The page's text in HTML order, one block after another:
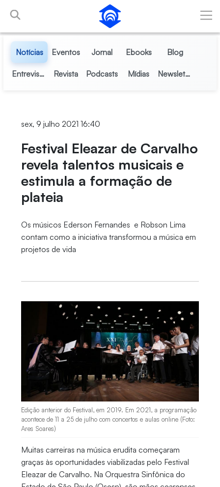
Pular para o Conteúdo principal
Notícias Eventos Jornal Ebooks Blog
Entrevistas Revista Podcasts Mídias Newsletter
sex, 9 julho 2021 16:40
Festival Eleazar de Carvalho
revela talentos musicais e
estimula a formação de
plateia
Os músicos Ederson Fernandes e Robson Lima
contam como a iniciativa transformou a música em
projetos de vida
Edição anterior do Festival, em 2019. Em 2021, a programação
acontece de 11 a 25 de julho com concertos e aulas online (Foto:
Ares Soares)
Muitas carreiras na música erudita começaram
graças às oportunidades viabilizadas pelo Festival
Eleazar de Carvalho. Na Orquestra Sinfônica do